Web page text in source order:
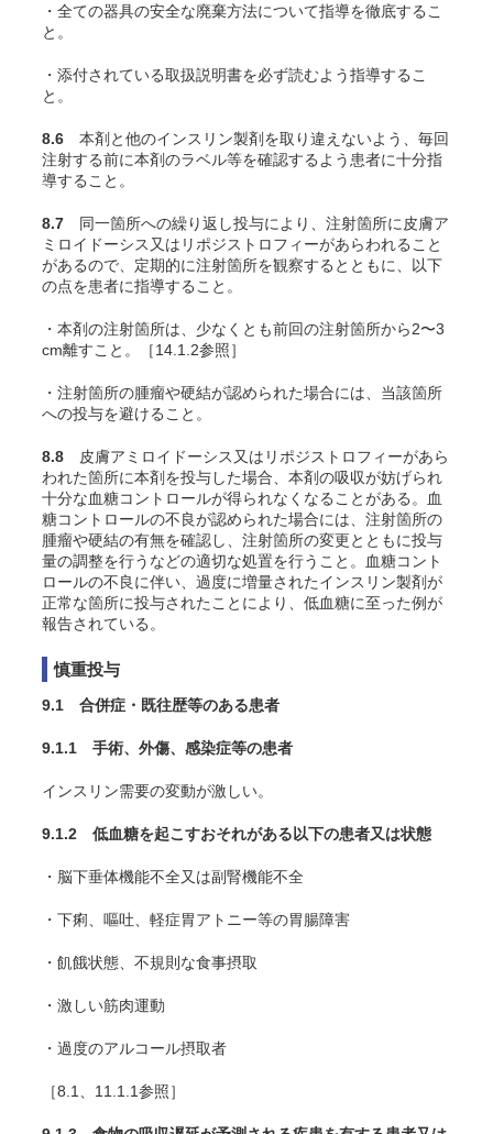
・全ての器具の安全な廃棄方法について指導を徹底するこ
と。
・添付されている取扱説明書を必ず読むよう指導するこ
と。
8.6 本剤と他のインスリン製剤を取り違えないよう、毎回
注射する前に本剤のラベル等を確認するよう患者に十分指
導すること。
8.7 同一箇所への繰り返し投与により、注射箇所に皮膚ア
ミロイドーシス又はリポジストロフィーがあらわれること
があるので、定期的に注射箇所を観察するとともに、以下
の点を患者に指導すること。
・本剤の注射箇所は、少なくとも前回の注射箇所から2〜3
cm離すこと。［14.1.2参照］
・注射箇所の腫瘤や硬結が認められた場合には、当該箇所
への投与を避けること。
8.8 皮膚アミロイドーシス又はリポジストロフィーがあら
われた箇所に本剤を投与した場合、本剤の吸収が妨げられ
十分な血糖コントロールが得られなくなることがある。血
糖コントロールの不良が認められた場合には、注射箇所の
腫瘤や硬結の有無を確認し、注射箇所の変更とともに投与
量の調整を行うなどの適切な処置を行うこと。血糖コント
ロールの不良に伴い、過度に増量されたインスリン製剤が
正常な箇所に投与されたことにより、低血糖に至った例が
報告されている。
慎重投与
9.1 合併症・既往歴等のある患者
9.1.1 手術、外傷、感染症等の患者
インスリン需要の変動が激しい。
9.1.2 低血糖を起こすおそれがある以下の患者又は状態
・脳下垂体機能不全又は副腎機能不全
・下痢、嘔吐、軽症胃アトニー等の胃腸障害
・飢餓状態、不規則な食事摂取
・激しい筋肉運動
・過度のアルコール摂取者
［8.1、11.1.1参照］